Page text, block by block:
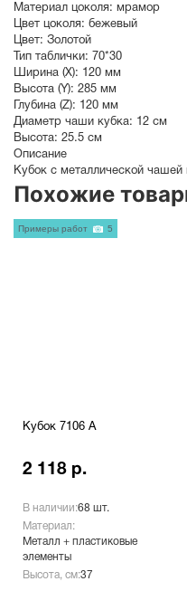
Материал цоколя: мрамор
Цвет цоколя: бежевый
Цвет: Золотой
Тип таблички: 70*30
Ширина (X): 120 мм
Высота (Y): 285 мм
Глубина (Z): 120 мм
Диаметр чаши кубка: 12 см
Высота: 25.5 см
Описание
Кубок с металлической
Похожие
Кубок 7106 A
2 118 р.
В наличии:68 шт.
Материал:
Металл + пластиковые
элементы
Высота, см:37
Примеры работ 5